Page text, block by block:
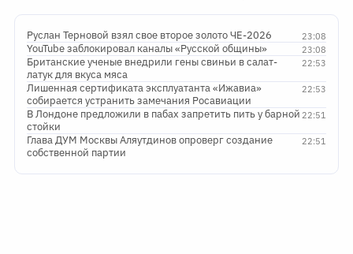
23:08
Руслан Терновой взял свое второе золото ЧЕ-2026
23:08
YouTube заблокировал каналы «Русской общины»
22:53
Британские ученые внедрили гены свиньи в салат-
латук для вкуса мяса
22:53
Лишенная сертификата эксплуатанта «Ижавиа»
собирается устранить замечания Росавиации
22:51
В Лондоне предложили в пабах запретить пить у барной
стойки
22:51
Глава ДУМ Москвы Аляутдинов опроверг создание
собственной партии